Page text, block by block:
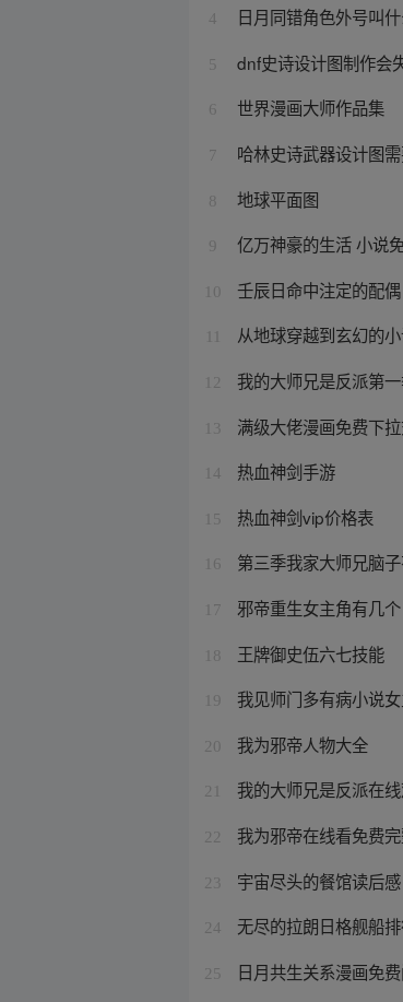
4 日月同错角色外号叫
5 dnf史诗设计图制作会
6 世界漫画大师作品集
7 哈林史诗武器设计图
8 地球平面图
9 亿万神豪的生活 小说
10 壬辰日命中注定的配偶
从地球穿越到玄幻的
12 我的大师兄是反派第
13 满级大佬漫画免费下
14 热血神剑手游
15 热血神剑vip价格表
16 第三季我家大师兄脑
17 邪帝重生女主角有几个
18 王牌御史伍六七技能
19 我见师门多有病小说
20 我为邪帝人物大全
21 我的大师兄是反派在
22 我为邪帝在线看免费
23 宇宙尽头的餐馆读后感
24 无尽的拉朗日格舰船
25 日月共生关系漫画免